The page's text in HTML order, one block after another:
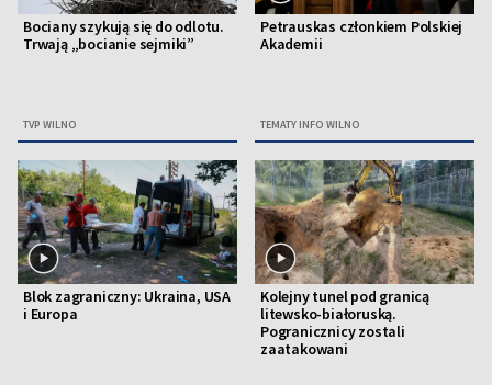
Bociany szykują się do odlotu.
Trwają „bocianie sejmiki”
TVP WILNO
Petrauskas członkiem Polskiej
Akademii
TEMATY INFO WILNO
Blok zagraniczny: Ukraina, USA
i Europa
Kolejny tunel pod granicą
litewsko-białoruską.
Pogranicznicy zostali
zaatakowani